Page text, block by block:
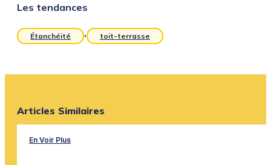
Les tendances
Étanchéité , toit-terrasse
Articles Similaires
En Voir Plus